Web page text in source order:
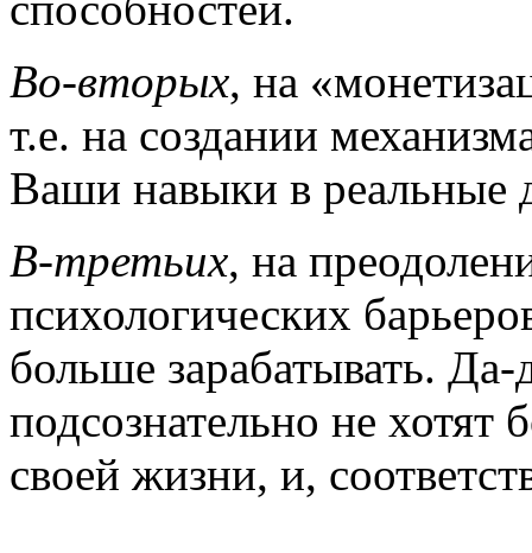
Во-вторых, на
т.е. на создании
Ваши навыки в реальные
В-третьих, на
психологических
больше зарабатывать.
подсознательно не хотят
своей жизни, и,